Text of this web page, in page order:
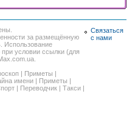
за размещённую
Использование
условии ссылки (для
| Приметы |
имени | Приметы |
| Переводчик | Такси |
Связаться
с нами